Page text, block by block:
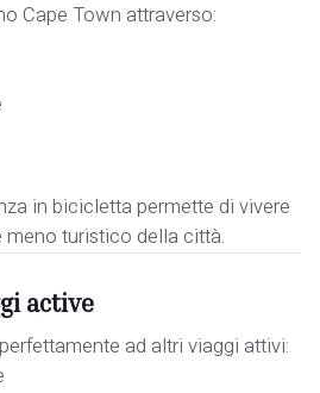
Cape Town attraverso:
in bicicletta permette di vivere
turistico della città.
active
ad altri viaggi attivi: